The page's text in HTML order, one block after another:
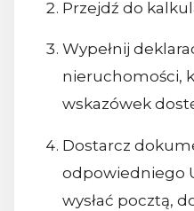
Przejdź do
Wypełnij
nieruchomości,
wskazówek
Dostarcz
odpowiedniego
wysłać pocztą,